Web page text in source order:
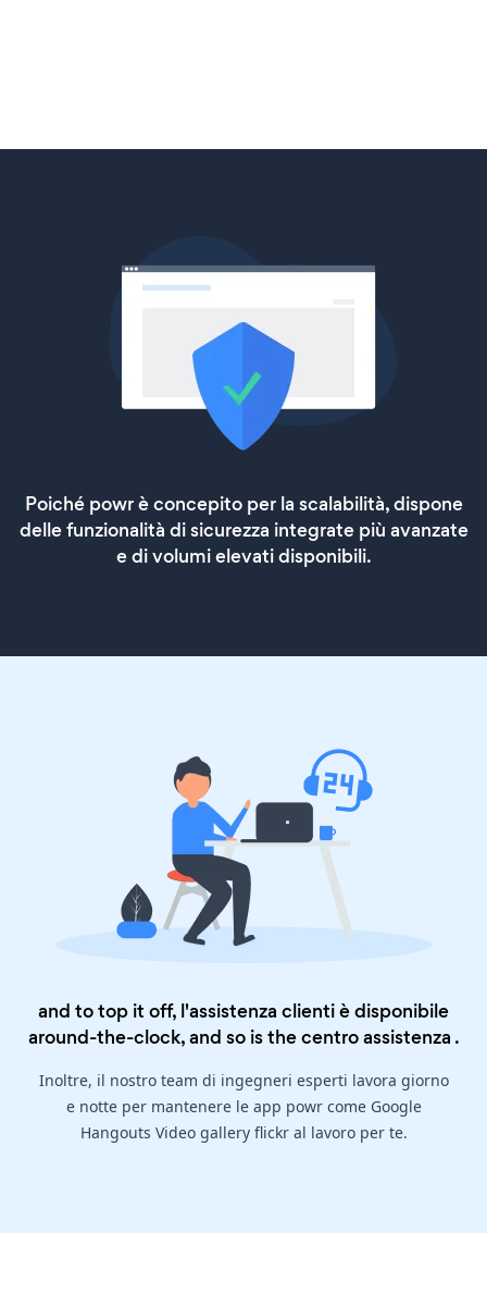
Poiché powr è concepito per la scalabilità, dispone
delle funzionalità di sicurezza integrate più avanzate
e di volumi elevati disponibili.
and to top it off, l'assistenza clienti è disponibile
around-the-clock, and so is thecentro assistenza .
Inoltre, il nostro team di ingegneri esperti lavora giorno
e notte per mantenere le app powr come Google
Hangouts Video gallery flickr al lavoro per te.